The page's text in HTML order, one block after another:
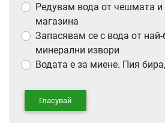
Редувам вода от чешмата и
магазина
Запасявам се с вода от най-
минерални извори
Водата е за миене. Пия
Гласувай